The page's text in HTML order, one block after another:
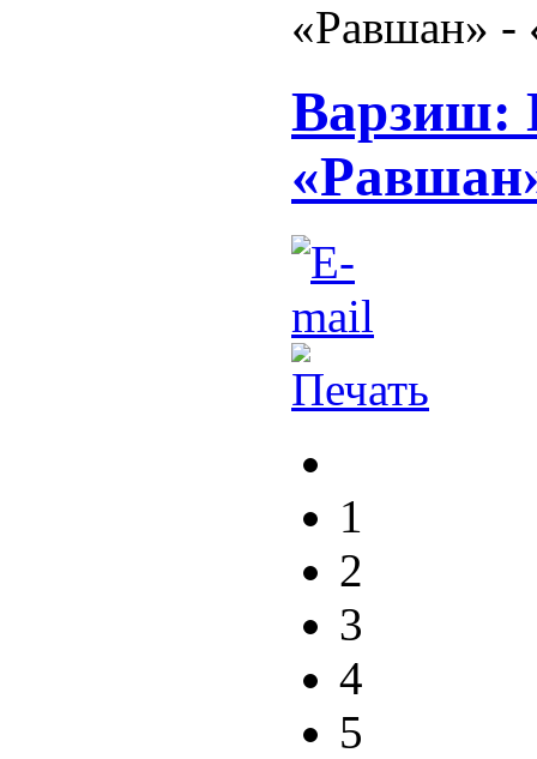
«Равшан»
Варзиш:
1
2
3
4
5